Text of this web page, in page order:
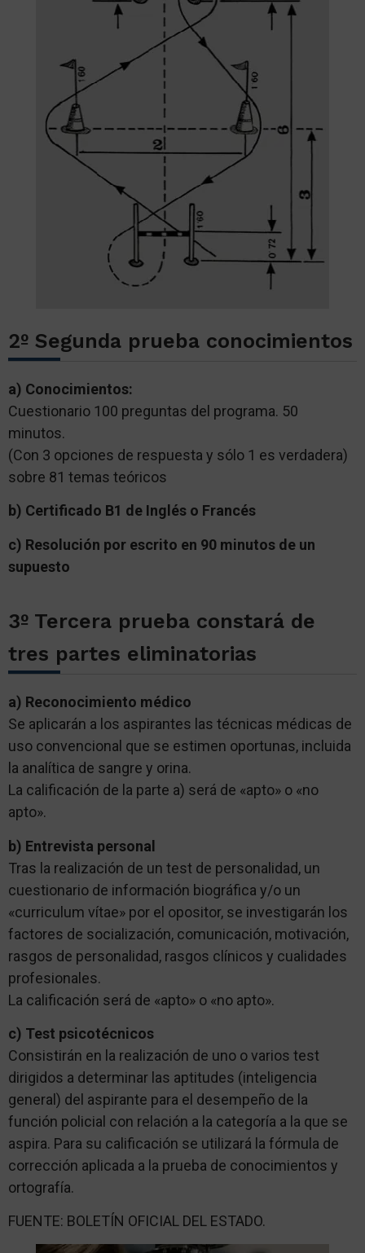
2º Segunda prueba conocimientos
a) Conocimientos:
Cuestionario 100 preguntas del programa. 50
minutos.
(Con 3 opciones de respuesta y sólo 1 es verdadera)
sobre 81 temas teóricos
b) Certificado B1 de Inglés o Francés
c) Resolución por escrito en 90 minutos de un
supuesto
3º Tercera prueba constará de
tres partes eliminatorias
a) Reconocimiento médico
Se aplicarán a los aspirantes las técnicas médicas de
uso convencional que se estimen oportunas, incluida
la analítica de sangre y orina.
La calificación de la parte a) será de «apto» o «no
apto».
b) Entrevista personal
Tras la realización de un test de personalidad, un
cuestionario de información biográfica y/o un
«curriculum vítae» por el opositor, se investigarán los
factores de socialización, comunicación, motivación,
rasgos de personalidad, rasgos clínicos y cualidades
profesionales.
La calificación será de «apto» o «no apto».
c) Test psicotécnicos
Consistirán en la realización de uno o varios test
dirigidos a determinar las aptitudes (inteligencia
general) del aspirante para el desempeño de la
función policial con relación a la categoría a la que se
aspira. Para su calificación se utilizará la fórmula de
corrección aplicada a la prueba de conocimientos y
ortografía.
FUENTE: BOLETÍN OFICIAL DEL ESTADO.